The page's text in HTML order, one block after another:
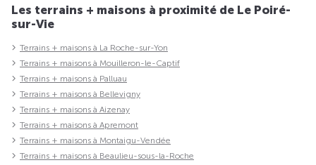
Les terrains + maisons à proximité de Le Poiré-
sur-Vie
Terrains + maisons à La Roche-sur-Yon
Terrains + maisons à Mouilleron-le-Captif
Terrains + maisons à Palluau
Terrains + maisons à Bellevigny
Terrains + maisons à Aizenay
Terrains + maisons à Apremont
Terrains + maisons à Montaigu-Vendée
Terrains + maisons à Beaulieu-sous-la-Roche